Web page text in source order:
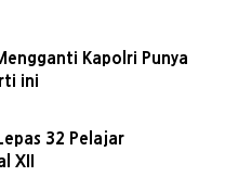
Kapolri Punya
ini
32 Pelajar
XII